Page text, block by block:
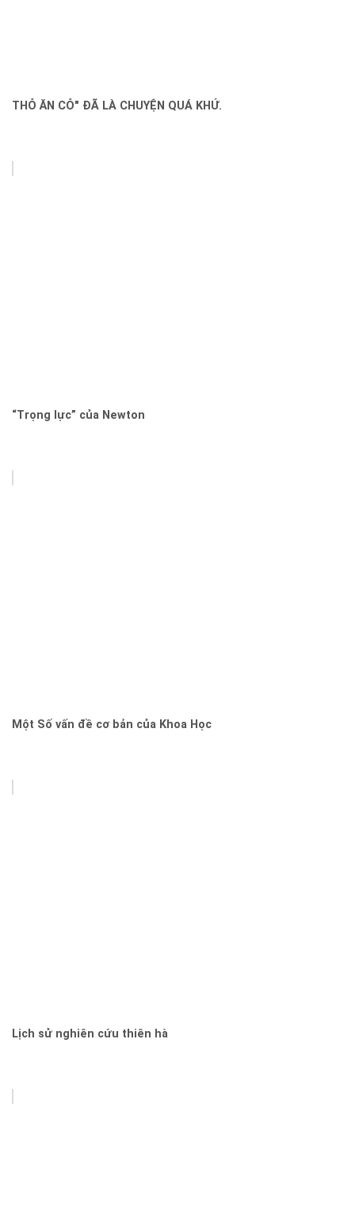
THỎ ĂN CỎ" ĐÃ LÀ CHUYỆN QUÁ KHỨ.
“Trọng lực” của Newton
Một Số vấn đề cơ bản của Khoa Học
Lịch sử nghiên cứu thiên hà